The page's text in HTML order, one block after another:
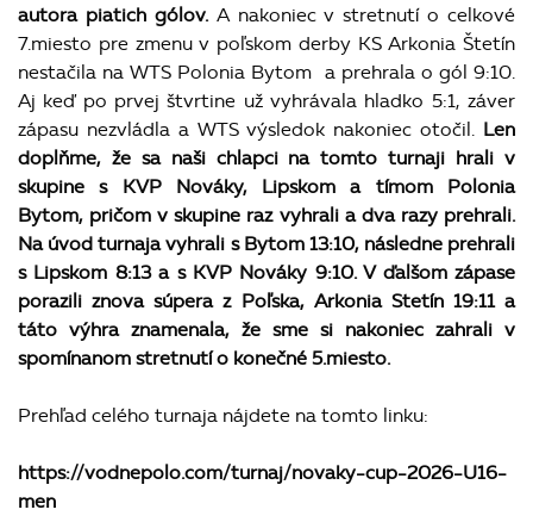
autora piatich gólov.A nakoniec v stretnutí o celkové
7.miesto pre zmenu v poľskom derby KS Arkonia Štetín
nestačila na WTS Polonia Bytom a prehrala o gól 9:10.
Aj keď po prvej štvrtine už vyhrávala hladko 5:1, záver
zápasu nezvládla a WTS výsledok nakoniec otočil. Len
doplňme, že sa naši chlapci na tomto turnaji hrali v
skupine s KVP Nováky, Lipskom a tímom Polonia
Bytom, pričom v skupine raz vyhrali a dva razy prehrali.
Na úvod turnaja vyhrali s Bytom 13:10, následne prehrali
s Lipskom 8:13 a s KVP Nováky 9:10. V ďalšom zápase
porazili znova súpera z Poľska, Arkonia Stetín 19:11 a
táto výhra znamenala, že sme si nakoniec zahrali v
spomínanom stretnutí o konečné 5.miesto.
Prehľad celého turnaja nájdete na tomto linku:
https://vodnepolo.com/turnaj/novaky-cup-2026-U16-
men